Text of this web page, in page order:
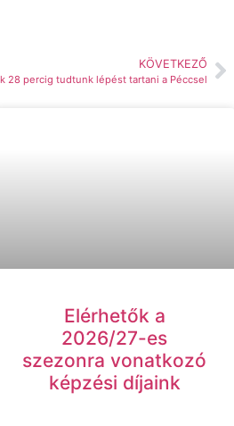
KÖVETKEZŐ
28 percig tudtunk lépést tartani a Péccsel
Elérhetők a
2026/27-es
szezonra vonatkozó
képzési díjaink